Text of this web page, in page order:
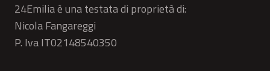
24Emilia è una testata di proprietà di:
Nicola Fangareggi
P. Iva IT02148540350